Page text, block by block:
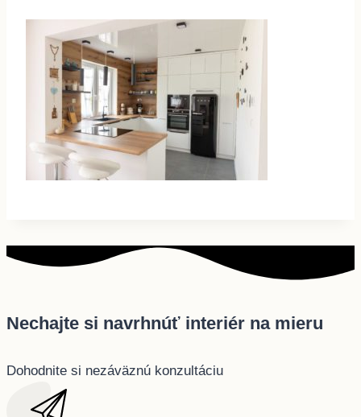
Nechajte si navrhnúť interiér na mieru
Dohodnite si nezáväznú konzultáciu